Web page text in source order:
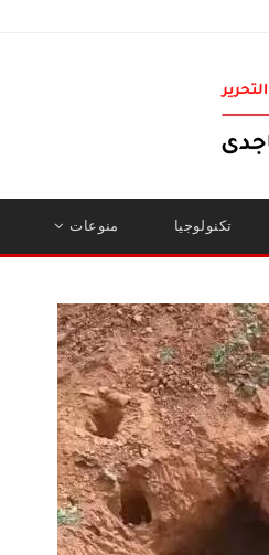
تكنولوجيا منوعات